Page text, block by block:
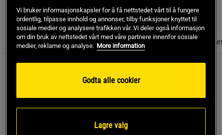
Les mer
Informasjon Anmeldelser(1) Næringsinformasjon &
DS61 er en liten kjøkkenvekt med utmerket ytelse!
eksempel kalorier under dietteperioder!
DS61 har nærings-og energidata forhåndsprogrammert for
Vi bruker informasjonskapsler for å få nettstedet vårt til å fungere
ordentlig, tilpasse innhold og annonser, tilby funksjoner knyttet til
sosiale medier og analysere trafikken vår. Vi deler også informasjon
om din bruk av nettstedet vårt med våre partnere innenfor sosiale
medier, reklame og analyse. More information
Godta alle cookier
Lagre valg